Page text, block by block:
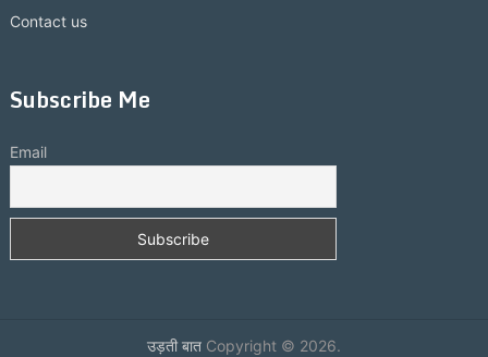
Contact us
Subscribe Me
Email
उड़ती बातCopyright © 2026.